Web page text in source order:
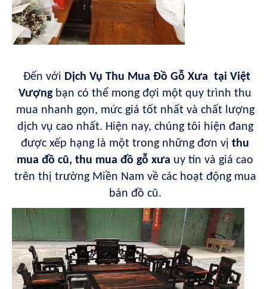
Đến với Dịch Vụ Thu Mua Đồ Gỗ Xưa tại Việt
Vượngbạn có thể mong đợi một quy trình thu
mua nhanh gọn, mức giá tốt nhất và chất lượng
dịch vụ cao nhất. Hiện nay, chúng tôi hiện đang
được xếp hạng là một trong những đơn vị thu
mua đồ cũ, thu mua đồ gỗ xưa uy tín và giá cao
trên thị trường Miền Nam về các hoạt động mua
bán đồ cũ.